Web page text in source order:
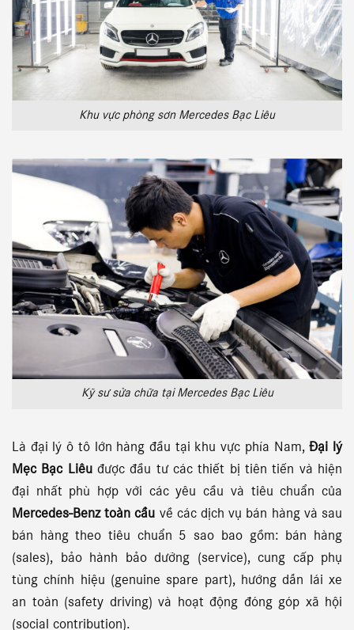
Khu vực phòng sơn Mercedes Bạc Liêu
Kỹ sư sửa chữa tại Mercedes Bạc Liêu
Là đại lý ô tô lớn hàng đầu tại khu vực phía Nam,Đại lý
Mẹc Bạc Liêuđược đầu tư các thiết bị tiên tiến và hiện
đại nhất phù hợp với các yêu cầu và tiêu chuẩn của
Mercedes-Benz toàn cầu về các dịch vụ bán hàng và sau
bán hàng theo tiêu chuẩn 5 sao bao gồm: bán hàng
(sales), bảo hành bảo dưỡng (service), cung cấp phụ
tùng chính hiệu (genuine spare part), hướng dẫn lái xe
an toàn (safety driving) và hoạt động đóng góp xã hội
(social contribution).